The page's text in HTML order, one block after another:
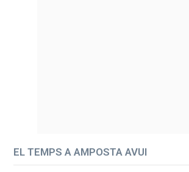
EL TEMPS A AMPOSTA AVUI